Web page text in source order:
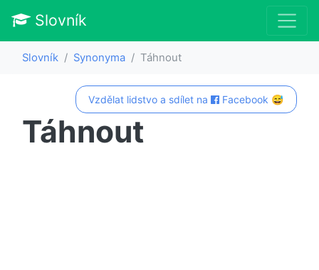
Slovník
Slovník Synonyma Táhnout
Vzdělat lidstvo a sdílet na Facebook 😅
Táhnout